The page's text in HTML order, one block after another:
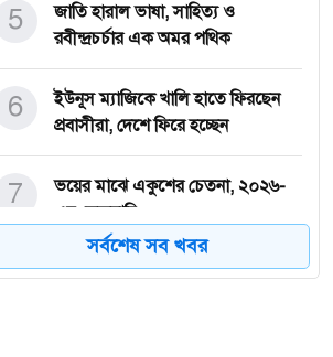
জাতি হারাল ভাষা, সাহিত্য ও
রবীন্দ্রচর্চার এক অমর পথিক
5
ইউনূস ম্যাজিকে খালি হাতে ফিরছেন
প্রবাসীরা, দেশে ফিরে হচ্ছেন
6
ভয়ের মাঝে একুশের চেতনা, ২০২৬-
এর ফেব্রুয়ারি
7
পেকুয়ার কৃতি সন্তান ও জনপ্রিয় যুবলীগ
8
সর্বশেষ সব খবর